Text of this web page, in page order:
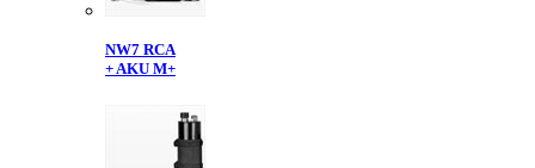
NW7 RCA
+ AKU M+